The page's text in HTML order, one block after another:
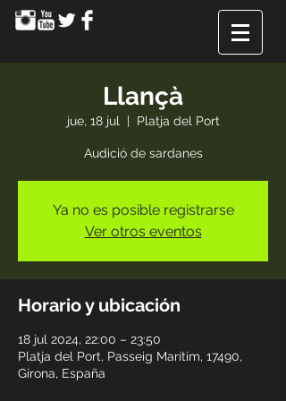
Llançà
jue, 18 jul
  |
Platja del Port
Audició de sardanes
Ya no es posible registrarse
Ver otros eventos
Horario y ubicación
18 jul 2024, 22:00 – 23:50
Platja del Port, Passeig Marítim, 17490,
Girona, España